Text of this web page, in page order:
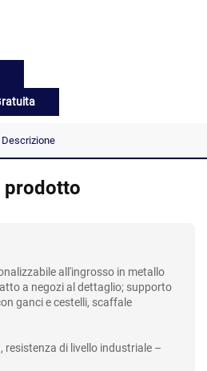
Descrizione
prodotto
all'ingrosso in metallo
a negozi al dettaglio; supporto
ganci e cestelli, scaffale
resistenza di livello industriale –